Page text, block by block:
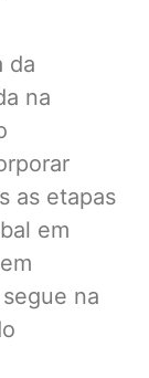
da
na
as etapas
em
na